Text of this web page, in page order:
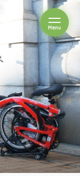
Menuを開閉